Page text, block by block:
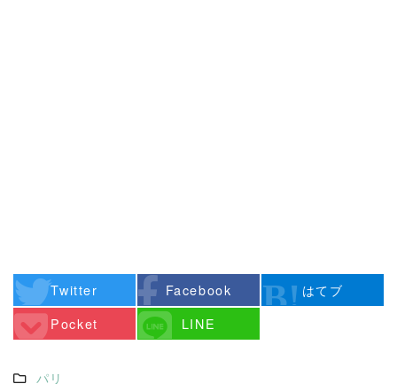
Twitter Facebook
はてブ
Pocket
LINE
パリ